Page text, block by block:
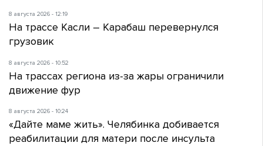
8 августа 2026 - 12:19
На трассе Касли – Карабаш перевернулся
грузовик
8 августа 2026 - 10:52
На трассах региона из-за жары ограничили
движение фур
8 августа 2026 - 10:24
«Дайте маме жить». Челябинка добивается
реабилитации для матери после инсульта